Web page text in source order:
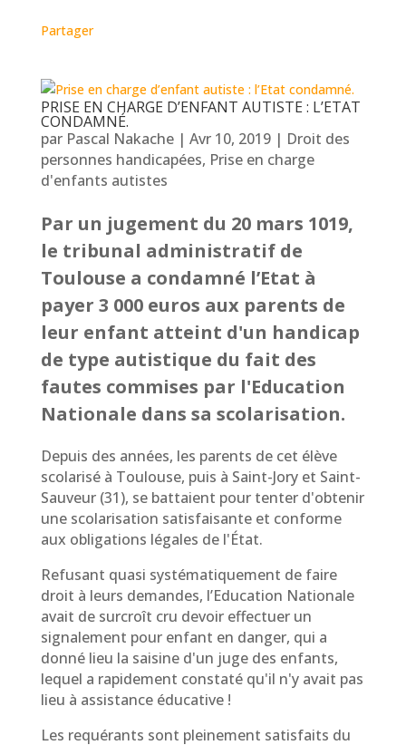
Partager
PRISE EN CHARGE D’ENFANT AUTISTE : L’ETAT
CONDAMNÉ.
par Pascal Nakache| Avr 10, 2019| Droit des
personnes handicapées, Prise en charge
d'enfants autistes
Par un jugement du 20 mars 1019,
le tribunal administratif de
Toulouse a condamné l’Etat à
payer 3 000 euros aux parents de
leur enfant atteint d'un handicap
de type autistique du fait des
fautes commises par l'Education
Nationale dans sa scolarisation.
Depuis des années, les parents de cet élève
scolarisé à Toulouse, puis à Saint-Jory et Saint-
Sauveur (31), se battaient pour tenter d'obtenir
une scolarisation satisfaisante et conforme
aux obligations légales de l'État.
Refusant quasi systématiquement de faire
droit à leurs demandes, l’Education Nationale
avait de surcroît cru devoir effectuer un
signalement pour enfant en danger, qui a
donné lieu la saisine d'un juge des enfants,
lequel a rapidement constaté qu'il n'y avait pas
lieu à assistance éducative !
Les requérants sont pleinement satisfaits du